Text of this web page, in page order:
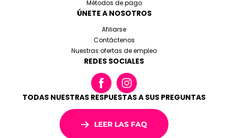
Métodos de pago
ÚNETE A NOSOTROS
Afiliarse
Contáctenos
Nuestras ofertas de empleo
REDES SOCIALES
TODAS NUESTRAS RESPUESTAS A SUS PREGUNTAS
LEER LAS FAQ